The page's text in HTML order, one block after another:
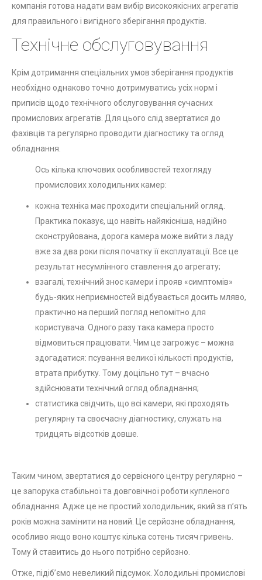
компанія готова надати вам вибір високоякісних агрегатів
для правильного і вигідного зберігання продуктів.
Технічне обслуговування
Крім дотримання спеціальних умов зберігання продуктів
необхідно однаково точно дотримуватись усіх норм і
приписів щодо технічного обслуговування сучасних
промислових агрегатів. Для цього слід звертатися до
фахівців та регулярно проводити діагностику та огляд
обладнання.
Ось кілька ключових особливостей техогляду
промислових холодильних камер:
кожна техніка має проходити спеціальний огляд.
Практика показує, що навіть найякісніша, надійно
сконструйована, дорога камера може вийти з ладу
вже за два роки після початку її експлуатації. Все це
результат несумлінного ставлення до агрегату;
взагалі, технічний знос камери і прояв «симптомів»
будь-яких неприємностей відбувається досить мляво,
практично на перший погляд непомітно для
користувача. Одного разу така камера просто
відмовиться працювати. Чим це загрожує – можна
здогадатися: псування великої кількості продуктів,
втрата прибутку. Тому доцільно тут – вчасно
здійснювати технічний огляд обладнання;
статистика свідчить, що всі камери, які проходять
регулярну та своєчасну діагностику, служать на
тридцять відсотків довше.
Таким чином, звертатися до сервісного центру регулярно –
це запорука стабільної та довговічної роботи купленого
обладнання. Адже це не простий холодильник, який за п’ять
років можна замінити на новий. Це серйозне обладнання,
особливо якщо воно коштує кілька сотень тисяч гривень.
Тому й ставитись до нього потрібно серйозно.
Отже, підіб’ємо невеликий підсумок. Холодильні промислові